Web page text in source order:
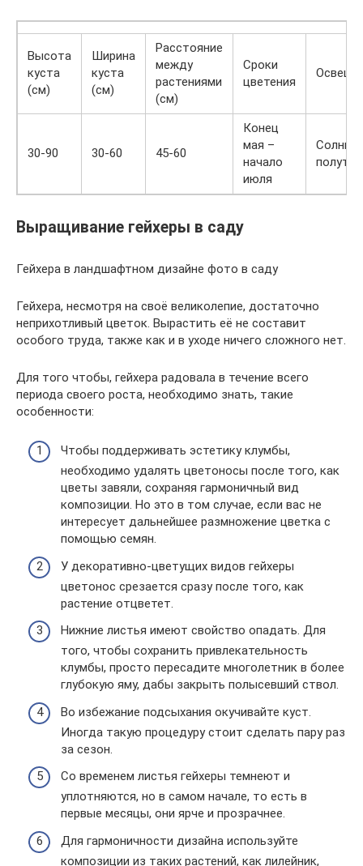
Высота
куста
(см)
Ширина
куста
(см)
Расстояние
между
растениями
(см)
Сроки
цветения
30-90 30-60 45-60
Конец
мая –
начало
июля
Солнце,
Выращивание гейхеры в саду
Гейхера в ландшафтном дизайне фото в саду
Гейхера, несмотря на своё великолепие, достаточно
неприхотливый цветок. Вырастить её не составит
особого труда, также как и в уходе ничего сложного нет.
Для того чтобы, гейхера радовала в течение всего
периода своего роста, необходимо знать, такие
особенности:
Чтобы поддерживать эстетику клумбы,
необходимо удалять цветоносы после того, как
цветы завяли, сохраняя гармоничный вид
композиции. Но это в том случае, если вас не
интересует дальнейшее размножение цветка с
помощью семян.
У декоративно-цветущих видов гейхеры
цветонос срезается сразу после того, как
растение отцветет.
Нижние листья имеют свойство опадать. Для
того, чтобы сохранить привлекательность
клумбы, просто пересадите многолетник в более
глубокую яму, дабы закрыть полысевший ствол.
Во избежание подсыхания окучивайте куст.
Иногда такую процедуру стоит сделать пару раз
за сезон.
Со временем листья гейхеры темнеют и
уплотняются, но в самом начале, то есть в
первые месяцы, они ярче и прозрачнее.
Для гармоничности дизайна используйте
композиции из таких растений, как лилейник,